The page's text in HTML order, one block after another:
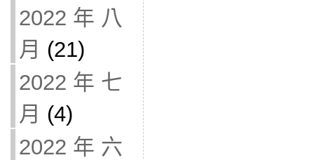
2022 年 八
月 (21)
2022 年 七
月 (4)
2022 年 六